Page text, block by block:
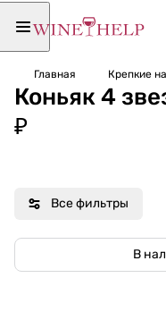
Главная Крепкие
Коньяк 4
₽
Все фильтры
В